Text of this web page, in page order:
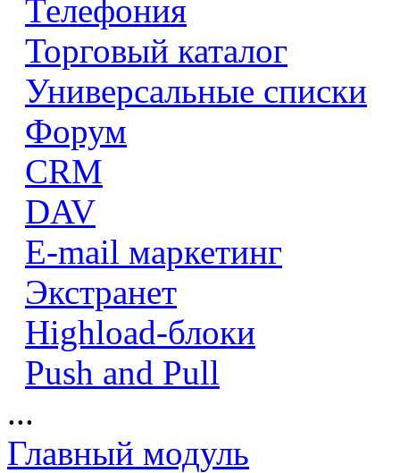
Телефония
Торговый каталог
Универсальные списки
Форум
CRM
DAV
E-mail маркетинг
Экстранет
Highload-блоки
Push and Pull
...
Главный модуль